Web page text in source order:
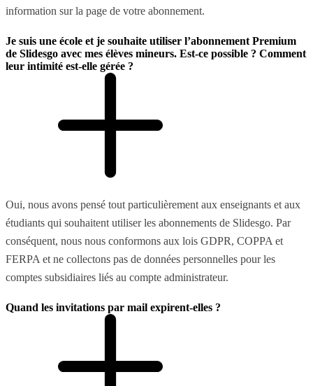
information sur la page de votre abonnement.
Je suis une école et je souhaite utiliser l’abonnement Premium
de Slidesgo avec mes élèves mineurs. Est-ce possible ? Comment
leur intimité est-elle gérée ?
Oui, nous avons pensé tout particulièrement aux enseignants et aux
étudiants qui souhaitent utiliser les abonnements de Slidesgo. Par
conséquent, nous nous conformons aux lois GDPR, COPPA et
FERPA et ne collectons pas de données personnelles pour les
comptes subsidiaires liés au compte administrateur.
Quand les invitations par mail expirent-elles ?